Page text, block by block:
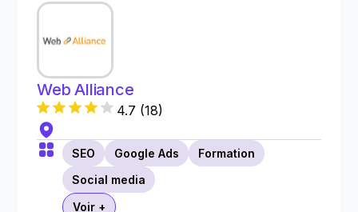
Web Alliance
4.7 (18)
SEO Google Ads
Formation
Social media
Voir +